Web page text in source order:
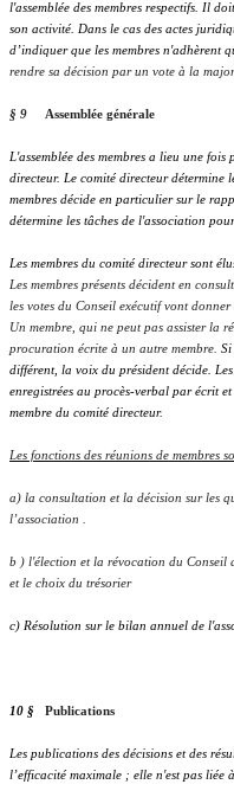
l'assemblée des membres respectifs. Il
son activité. Dans le cas des actes
d’indiquer que les membres n'adhèrent
rendre sa décision par un vote à la
§ 9 Assemblée générale
L'assemblée des membres a lieu une
directeur. Le comité directeur détermine
membres décide en particulier sur le
détermine les tâches de l'association
Les membres du comité directeur sont
Les membres présents décident en
les votes du Conseil exécutif vont
Un membre, qui ne peut pas assister la
procuration écrite à un autre membre. Si
différent, la voix du président décide. Les
enregistrées au procès-verbal par écrit
membre du comité directeur.
Les fonctions des réunions de membres
a) la consultation et la décision sur les
l’association .
b ) l'élection et la révocation du Conseil
et le choix du trésorier
c) Résolution sur le bilan annuel de
10 § Publications
Les publications des décisions et des
l’efficacité maximale ; elle n'est pas